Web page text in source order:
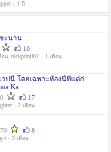
- 1 ปี
ะนาน
10
อน, nickpim007 - 1 เดือน
วปนี้ โดยเฉพาะห้องนี้ที่แต่ก่
ก Haruna Ka
17
- 2 เดือน
8
t - 2 เดือน